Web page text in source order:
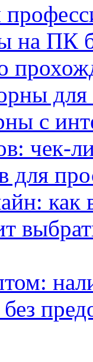
на ПК
для
с
чек-
для
как